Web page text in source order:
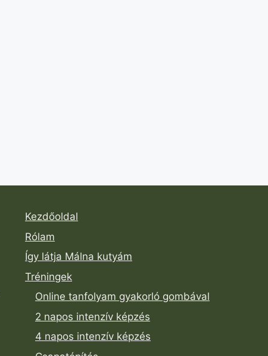
Kezdőoldal
Rólam
Így látja Málna kutyám
Tréningek
Online tanfolyam gyakorló gombával
2 napos intenzív képzés
4 napos intenzív képzés